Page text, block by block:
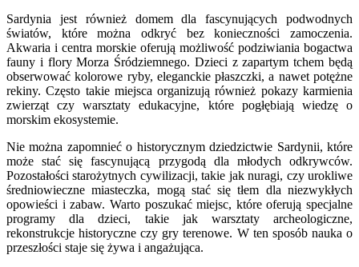
Sardynia jest również domem dla fascynujących podwodnych
światów, które można odkryć bez konieczności zamoczenia.
Akwaria i centra morskie oferują możliwość podziwiania bogactwa
fauny i flory Morza Śródziemnego. Dzieci z zapartym tchem będą
obserwować kolorowe ryby, eleganckie płaszczki, a nawet potężne
rekiny. Często takie miejsca organizują również pokazy karmienia
zwierząt czy warsztaty edukacyjne, które pogłębiają wiedzę o
morskim ekosystemie.
Nie można zapomnieć o historycznym dziedzictwie Sardynii, które
może stać się fascynującą przygodą dla młodych odkrywców.
Pozostałości starożytnych cywilizacji, takie jak nuragi, czy urokliwe
średniowieczne miasteczka, mogą stać się tłem dla niezwykłych
opowieści i zabaw. Warto poszukać miejsc, które oferują specjalne
programy dla dzieci, takie jak warsztaty archeologiczne,
rekonstrukcje historyczne czy gry terenowe. W ten sposób nauka o
przeszłości staje się żywa i angażująca.